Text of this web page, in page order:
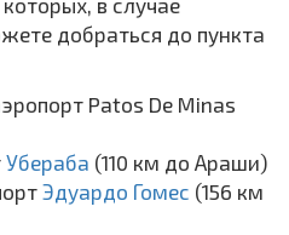
добраться до пункта
Patos De Minas
Убераба (110 км до Араши)
Эдуардо Гомес (156 км